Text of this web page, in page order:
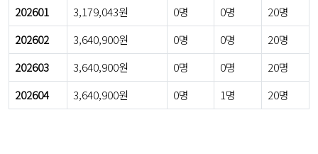
202601
3,179,043원 0명 0명
20명
202602
3,640,900원 0명 0명
20명
202603
3,640,900원 0명 0명
20명
202604
3,640,900원 0명 1명 20명